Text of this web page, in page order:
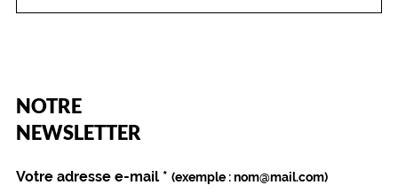
monture
212
Brillant
NOTRE
NEWSLETTER
Name
Votre adresse e-mail *
(Ce
champ
est
obligatoire)
(exemple : nom@mail.com)